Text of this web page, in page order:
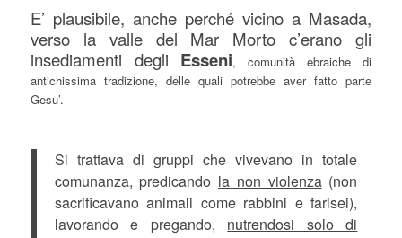
E’ plausibile, anche perché vicino a Masada,
verso la valle del Mar Morto c’erano gli
insediamenti degli Esseni, comunità ebraiche di
antichissima tradizione, delle quali potrebbe aver fatto parte
Gesu’.
Si trattava di gruppi che vivevano in totale
comunanza, predicando la non violenza(non
sacrificavano animali come rabbini e farisei),
lavorando e pregando, nutrendosi solo di